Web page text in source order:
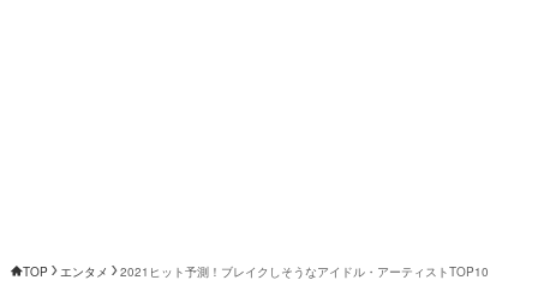
TOP エンタメ 2021ヒット予測！ブレイクしそうなアイドル・アーティストTOP10